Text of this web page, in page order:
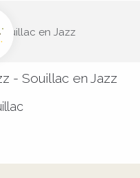
en Jazz
- Souillac en Jazz